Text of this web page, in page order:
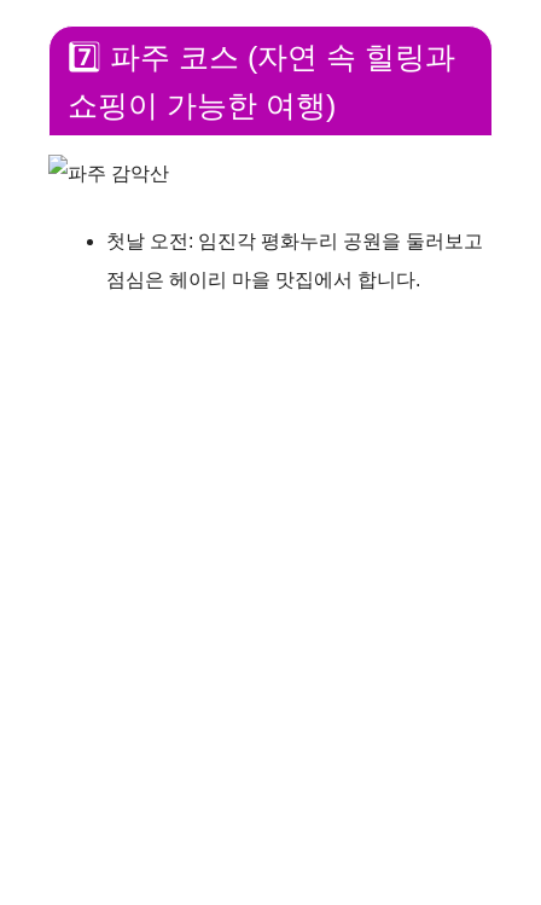
7️⃣ 파주 코스 (자연 속 힐링과
쇼핑이 가능한 여행)
첫날 오전: 임진각 평화누리 공원을 둘러보고
점심은 헤이리 마을 맛집에서 합니다.